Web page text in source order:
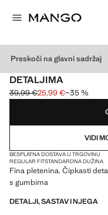
Preskoči na glavni sadržaj
TANKO PLETENI
DETALJIMA
Početna cijena prekrižena
39,99 €
Trenutačna cijena [25,99 € ]
25,99 €−35 %
Odaberite boju
VIDI
BESPLATNA DOSTAVA U TRGOVINU
REGULAR FITSTANDARDNA DUŽINA
Fina pletenina. Čipkasti
s gumbima
DETALJI, SASTAV I NJEGA